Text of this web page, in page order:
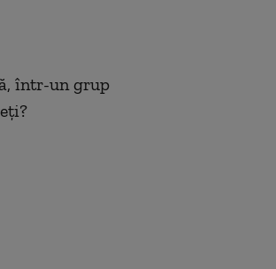
într-un grup